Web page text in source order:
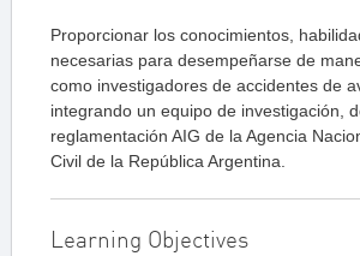
Proporcionar los conocimientos,
necesarias para desempeñarse de
como investigadores de accidentes de
integrando un equipo de investigación,
reglamentación AIG de la Agencia
Civil de la República Argentina.
Learning Objectives